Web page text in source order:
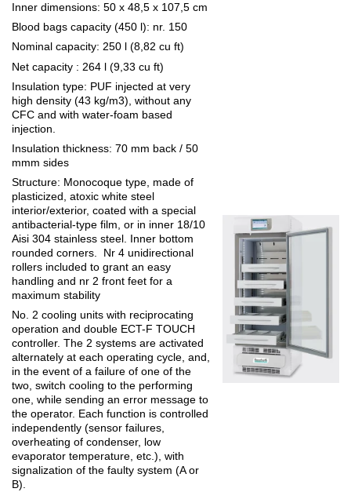
Inner dimensions: 50 x 48,5 x 107,5 cm
Blood bags capacity (450 l): nr. 150
Nominal capacity: 250 l (8,82 cu ft)
Net capacity : 264 l (9,33 cu ft)
Insulation type: PUF injected at very
high density (43 kg/m3), without any
CFC and with water-foam based
injection.
Insulation thickness: 70 mm back / 50
mmm sides
Structure: Monocoque type, made of
plasticized, atoxic white steel
interior/exterior, coated with a special
antibacterial-type film, or in inner 18/10
Aisi 304 stainless steel. Inner bottom
rounded corners.
Nr 4 unidirectional
rollers included to grant an easy
handling and nr 2 front feet for a
maximum stability
No. 2 cooling units with reciprocating
operation and double ECT-F TOUCH
controller. The 2 systems are activated
alternately at each operating cycle, and,
in the event of a failure of one of the
two, switch cooling to the performing
one, while sending an error message to
the operator. Each function is controlled
independently (sensor failures,
overheating of condenser, low
evaporator temperature, etc.), with
signalization of the faulty system (A or
B).